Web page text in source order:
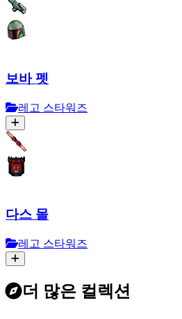
보바 펫
레고 스타워즈
다스 몰
레고 스타워즈
더 많은 컬렉션